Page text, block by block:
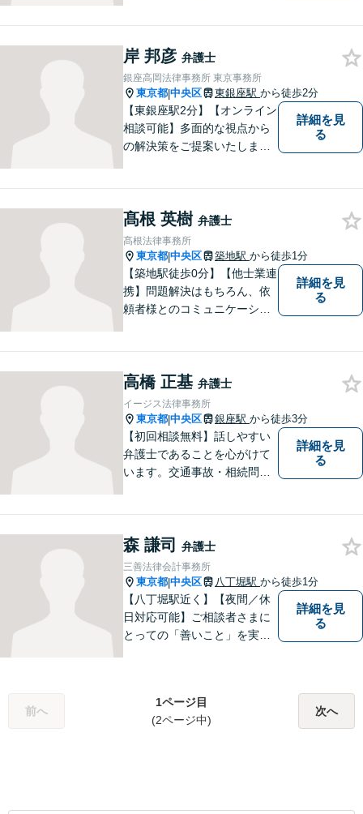
います。納得して次の一歩を
踏み出しましょう！【夜間や
休日相談も対応可能】【WEB
面談可】
岸 邦彦 弁護士
銀座高岡法律事務所 東京事務所
東京都|中央区 東銀座駅 から徒歩2分
【東銀座駅2分】【オンライン
相談可能】多面的な視点から
の解決策をご提案いたしま
詳細を見
る
髙根 英樹 弁護士
髙根法律事務所
東京都|中央区 築地駅 から徒歩1分
【築地駅徒歩0分】【他士業連
携】問題解決はもちろん、依
頼者様とのコミュニケーショ
ご相談でも対応できると思い
ますので、お気軽にご相談く
ださい。
詳細を見
る
高橋 正基 弁護士
イージス法律事務所
東京都|中央区 銀座駅 から徒歩3分
【初回相談無料】話しやすい
弁護士であることを心がけて
います。交通事故・相続問
詳細を見
る
森 謙司 弁護士
三善法律会計事務所
東京都|中央区 八丁堀駅 から徒歩1分
【八丁堀駅近く】【夜間／休
日対応可能】ご相談者さまに
とっての「善いこと」を実現
応可能。【地域に根ざした弁
護士】法律トラブルでお悩み
詳細を見
る
前へ
1ページ目
(2ページ中)
次へ